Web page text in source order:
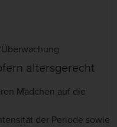
altersgerecht
Mädchen auf die
der Periode sowie